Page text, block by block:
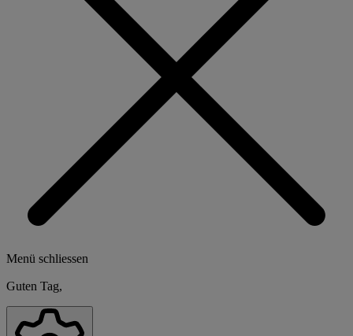
Menü schliessen
Guten Tag,